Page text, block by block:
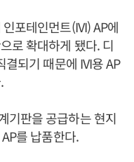
포테인먼트(IVI) AP에
로 확대하게 됐다. 디
되기 때문에 IVI용 AP
기판을 공급하는 현지
를 납품한다.